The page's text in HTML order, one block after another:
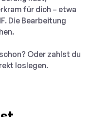
für dich – etwa
Die Bearbeitung
Oder zahlst du
loslegen.